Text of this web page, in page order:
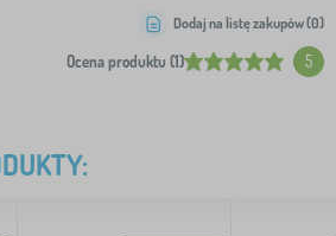
Ocena produktu (1) 5
Dodaj na listę zakupów (0)